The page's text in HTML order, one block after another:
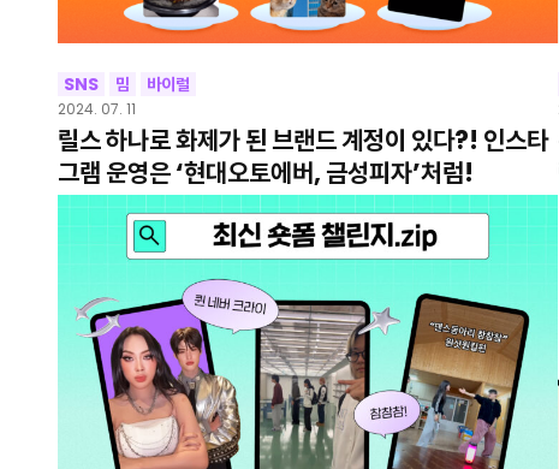
SNS 밈 바이럴
2024. 07. 11
릴스 하나로 화제가 된 브랜드 계정이 있다?! 인스타
그램 운영은 ‘현대오토에버, 금성피자’처럼!